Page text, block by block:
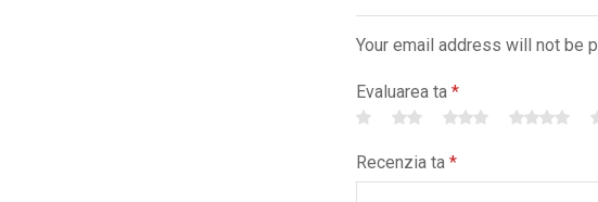
Your email address will not be
Evaluarea ta *
Recenzia ta *